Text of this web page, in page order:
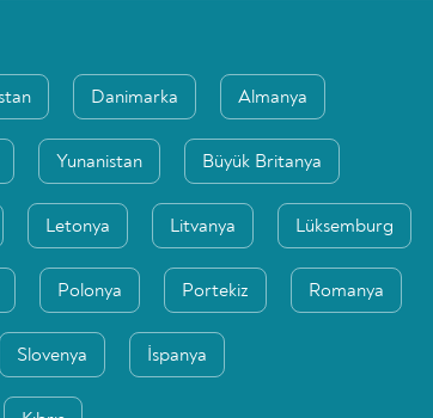
Danimarka Almanya
Yunanistan Büyük Britanya
Letonya Litvanya Lüksemburg
Polonya Portekiz Romanya
Slovenya İspanya